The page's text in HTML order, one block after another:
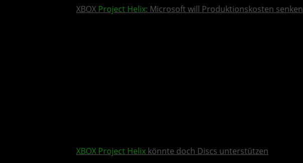
XBOX Project Helix: Microsoft will Produktionskosten senken
XBOX Project Helix könnte doch Discs unterstützen